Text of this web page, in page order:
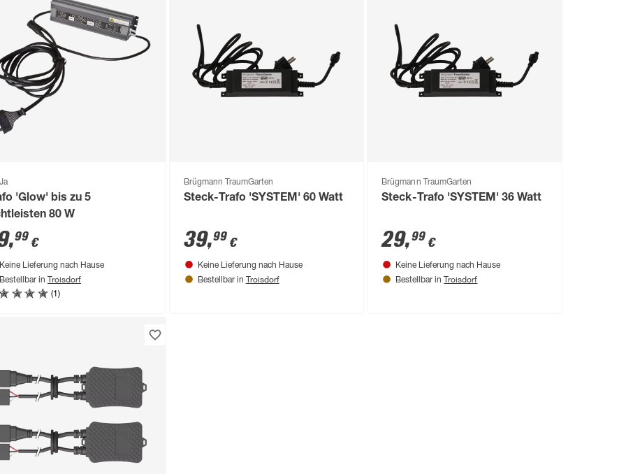
'Glow' bis zu 5
80 W
,99 €
Keine Lieferung nach Hause
Bestellbar in Troisdorf
(1)
Brügmann TraumGarten
Steck-Trafo 'SYSTEM' 60 Watt
39,99€
Keine Lieferung nach Hause
Bestellbar in Troisdorf
Brügmann TraumGarten
Steck-Trafo 'SYSTEM' 36 Watt
29,99 €
Keine Lieferung nach Hause
Bestellbar in Troisdorf